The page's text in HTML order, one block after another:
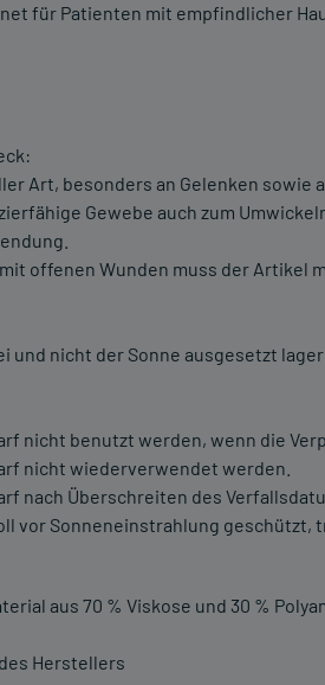
für Patienten mit empfindlicher
Art, besonders an Gelenken sowie
Gewebe auch zum
offenen Wunden muss der Artikel
und nicht der Sonne ausgesetzt
nicht benutzt werden, wenn die
nicht wiederverwendet werden.
nach Überschreiten des
vor Sonneneinstrahlung geschützt,
aus 70 % Viskose und 30 %
Herstellers